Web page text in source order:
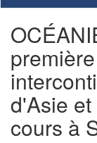
d'Asie
cours à